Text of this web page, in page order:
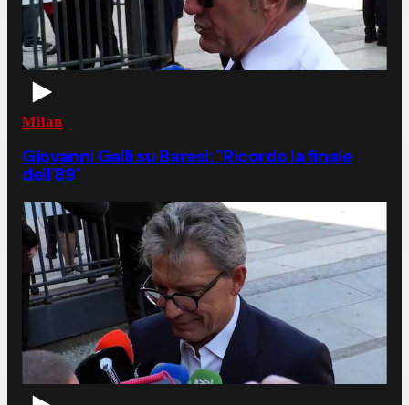
Milan
Giovanni Galli su Baresi: "Ricordo la finale
dell'89"